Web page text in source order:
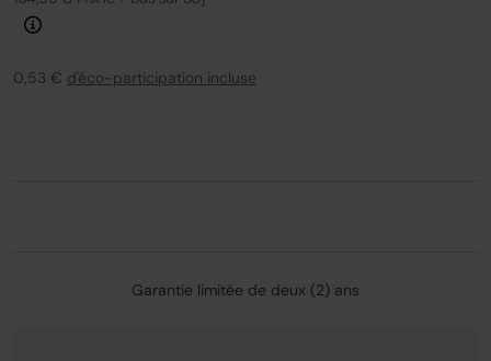
0,53 € d'éco-participation incluse
Garantie limitée de deux (2) ans